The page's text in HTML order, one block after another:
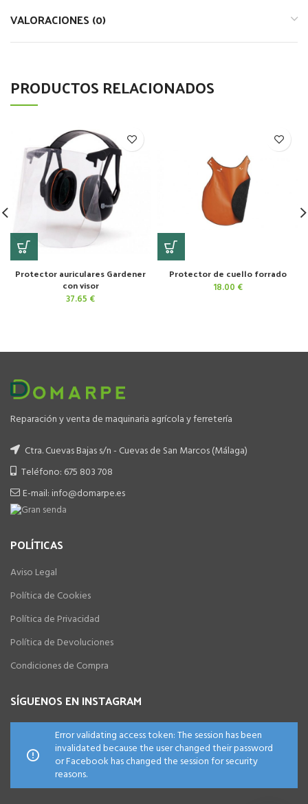
VALORACIONES (0)
PRODUCTOS RELACIONADOS
Protector auriculares Gardener
con visor
37.65 €
Protector de cuello forrado
18.00 €
Reparación y venta de maquinaria agrícola y ferretería
Ctra. Cuevas Bajas s/n - Cuevas de San Marcos (Málaga)
Teléfono: 675 803 708
E-mail: info@domarpe.es
POLÍTICAS
Aviso Legal
Política de Cookies
Política de Privacidad
Política de Devoluciones
Condiciones de Compra
SÍGUENOS EN INSTAGRAM
Error validating access token: The session has been
invalidated because the user changed their password
or Facebook has changed the session for security
reasons.